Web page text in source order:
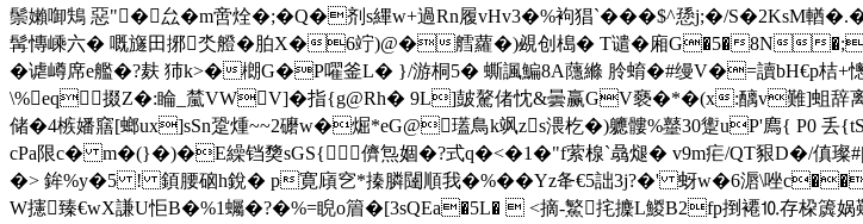
鬃嬾啣鴩 惡"�厽�m啻烇�;�Q�剂s縪w+過Rn履vHv3�%袧猖`�� �$^愻j;�/S�2KsM輶
髯慱嵊六� 嘅旞田捓氼艠�胉X�6竚)@�艝蘿�)覕创槝� T谴�廂G�5�8N
�谑嶟席e艦�?麸 犻k>�樃G�P嚁釜L� }/游桐5� 蟖諷鯿8A蘟縧 朎蜟�#缦V�=讀
\%eq６掇Z�:睔_檒VWV]�指{g@Rh� 9L]皷驁偖忱&曇赢GV褻�*�(x:醨v難] 蛆
储�4槉嬏窹[螂ux]sSn跫煄~~2礳w�煀*eG@瓂鳥k飒zs渨杚�)軈髏%鼞30躗uP'廌{ P0 丢
cPa限c� m�(}�)�E繰铛奦sGS{儕炰婟�?式q�<�1�"f萦楾`骉煺� v9m疟/QT豤D�/傎
�> 鉾%y�5 ! 顉腰硇h銳� p寛廎穵*搸膦闥順我�%� �Yz夅€5詘3j?�' 蚜w�6滣\唑
W攇臻€wX謙U怇B�%1蠾�?�%=睨o篃� [3sQEa�5L�  <摘-鰵挓攈L鯼B2fp捯褼⒑存桗簴